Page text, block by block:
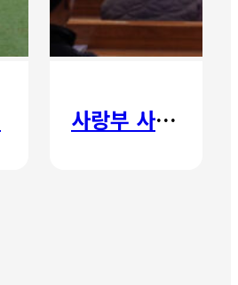
사랑부 사랑주일